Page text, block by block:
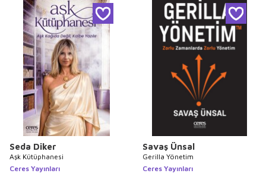
Seda Diker
Aşk Kütüphanesi
Ceres Yayınları
Savaş Ünsal
Gerilla Yönetim
Ceres Yayınları